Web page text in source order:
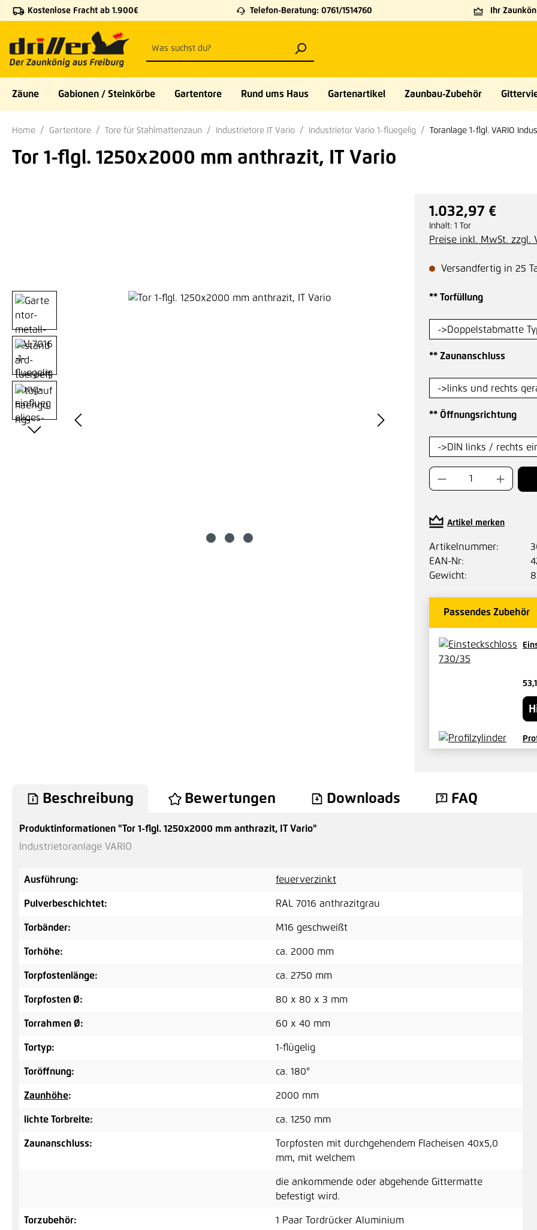
Hauptinhalt springen
Zur Suche springen
Zur Hauptnavigation springen
Kostenlose Fracht ab 1.900€ Telefon-Beratung: 0761/1514760 Ihr
Zäune Gabionen / Steinkörbe Gartentore Rund ums Haus Gartenartikel Zaunbau-Zubehör
Home Gartentore Tore für Stahlmattenzaun Industrietore IT Vario Industrietor Vario 1-fluegelig Toranlage 1-flgl. VARIO
Tor 1-flgl. 1250x2000 mm anthrazit, IT Vario
Bildergalerie überspringen
Regulärer Preis:
1.032,97 €
Inhalt: 1 Tor
Preise inkl. MwSt. zzgl.
Versandfertig in 25
** Torfüllungauswählen
** Zaunanschluss
** Öffnungsrichtung
Produkt
Artikel merken
Artikelnummer:
EAN-Nr:
Gewicht:
Passendes Zubehör
Beschreibung Bewertungen Downloads FAQ
Produktinformationen "Tor 1-flgl. 1250x2000 mm anthrazit, IT Vario"
Industrietoranlage VARIO
Ausführung: feuerverzinkt
Pulverbeschichtet: RAL 7016 anthrazitgrau
Torbänder: M16 geschweißt
Torhöhe: ca. 2000 mm
Torpfostenlänge: ca. 2750 mm
Torpfosten Ø: 80 x 80 x 3 mm
Torrahmen Ø: 60 x 40 mm
Tortyp: 1-flügelig
Toröffnung: ca. 180°
Zaunhöhe: 2000 mm
lichte Torbreite: ca. 1250 mm
Zaunanschluss:
Torpfosten mit durchgehendem Flacheisen 40x5,0
mm, mit welchem
die ankommende oder abgehende Gittermatte
befestigt wird.
Torzubehör: 1 Paar Tordrücker Aluminium